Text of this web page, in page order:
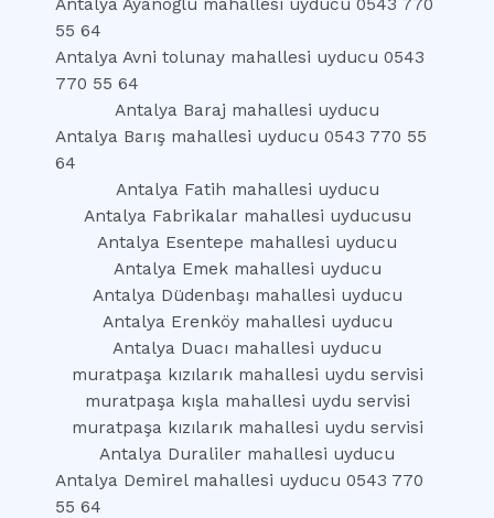
Antalya Ayanoğlu mahallesi uyducu 0543 770
55 64
Antalya Avni tolunay mahallesi uyducu 0543
770 55 64
Antalya Baraj mahallesi uyducu
Antalya Barış mahallesi uyducu 0543 770 55
64
Antalya Fatih mahallesi uyducu
Antalya Fabrikalar mahallesi uyducusu
Antalya Esentepe mahallesi uyducu
Antalya Emek mahallesi uyducu
Antalya Düdenbaşı mahallesi uyducu
Antalya Erenköy mahallesi uyducu
Antalya Duacı mahallesi uyducu
muratpaşa kızılarık mahallesi uydu servisi
muratpaşa kışla mahallesi uydu servisi
muratpaşa kızılarık mahallesi uydu servisi
Antalya Duraliler mahallesi uyducu
Antalya Demirel mahallesi uyducu 0543 770
55 64